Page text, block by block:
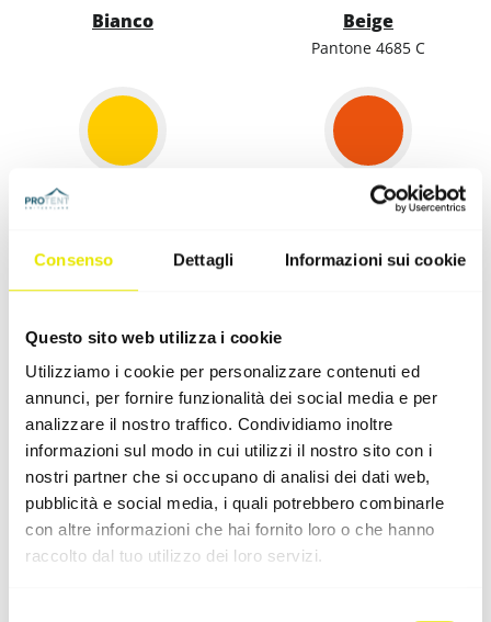
Consenso Dettagli Informazioni sui cookie
Questo sito web utilizza i cookie
Utilizziamo i cookie per personalizzare contenuti ed
annunci, per fornire funzionalità dei social media e per
analizzare il nostro traffico. Condividiamo inoltre
informazioni sul modo in cui utilizzi il nostro sito con i
nostri partner che si occupano di analisi dei dati web,
pubblicità e social media, i quali potrebbero combinarle
con altre informazioni che hai fornito loro o che hanno
raccolto dal tuo utilizzo dei loro servizi.
Bianco Beige
Pantone 4685 C
Arancione
Rosso Svizzero
Pantone 485 C
Rosso Rubino
Pantone 201 C